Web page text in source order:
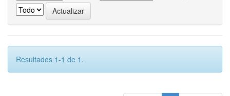
Resultados 1-1 de 1.